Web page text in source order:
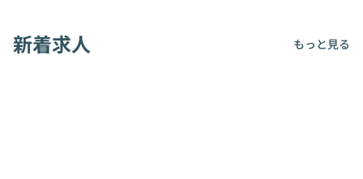
新着求人 もっと見る